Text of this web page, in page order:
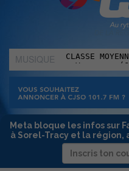
MUSIQUE
:
Meta bloque les infos sur
à Sorel-Tracy et la